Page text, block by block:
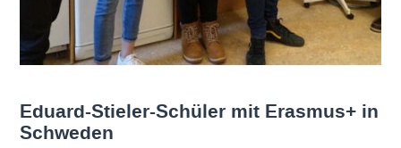
Eduard-Stieler-Schüler mit Erasmus+ in
Schweden